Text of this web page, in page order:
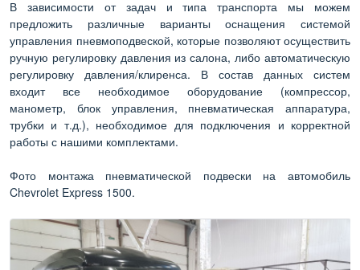
В зависимости от задач и типа транспорта мы можем
предложить различные варианты оснащения системой
управления пневмоподвеской, которые позволяют осуществить
ручную регулировку давления из салона, либо автоматическую
регулировку давления/клиренса. В состав данных систем
входит все необходимое оборудование (компрессор,
манометр, блок управления, пневматическая аппаратура,
трубки и т.д.), необходимое для подключения и корректной
работы с нашими комплектами.
Фото монтажа пневматической подвески на автомобиль
Chevrolet Express 1500.